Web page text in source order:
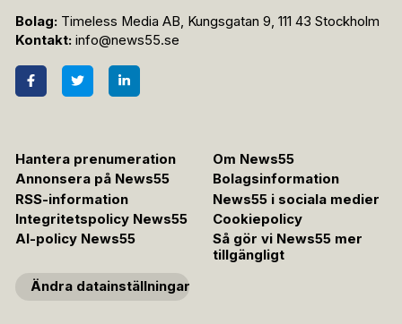
Bolag: Timeless Media AB, Kungsgatan 9, 111 43 Stockholm
Kontakt: info@news55.se
Hantera prenumeration
Om News55
Annonsera på News55
Bolagsinformation
RSS-information
News55 i sociala medier
Integritetspolicy News55
Cookiepolicy
AI-policy News55
Så gör vi News55 mer
tillgängligt
Ändra datainställningar